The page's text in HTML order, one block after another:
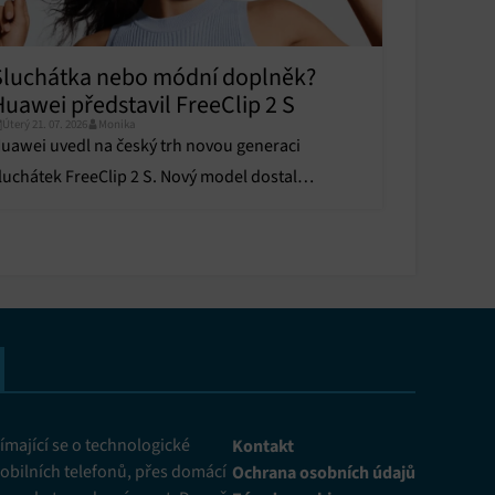
aktivní
nebo módní doplněk?
představil FreeClip 2 S
Úterý 21. 07. 2026 Monika
uvedl na český trh novou generaci
FreeClip 2 S. Nový model dostal
se o technologické
telefonů, přes domácí
Kontakt
Ochrana osobních údajů